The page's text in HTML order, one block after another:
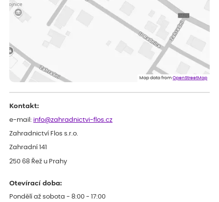
vše v naprostém pořádku
ověřený nákup dnes
Jana
Flos je nejlepší &#129321;
Map data fromOpenStreetMap
Kontakt:
e-mail: info@zahradnictvi-flos.cz
Zahradnictví Flos s.r.o.
Zahradní 141
250 68 Řež u Prahy
Otevírací doba:
Pondělí až sobota - 8:00 - 17:00